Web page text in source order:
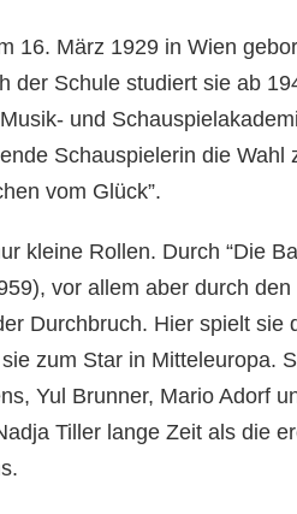
16. März 1929 in Wien
der Schule studiert sie ab
und
Schauspielerin die Wahl
vom Glück”.
kleine Rollen. Durch “Die
vor allem aber durch
Durchbruch. Hier spielt sie
zum Star in Mitteleuropa.
Yul Brunner, Mario Adorf
Tiller lange Zeit als die